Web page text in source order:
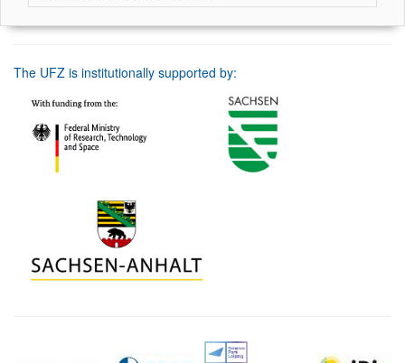
The UFZ is institutionally supported by: